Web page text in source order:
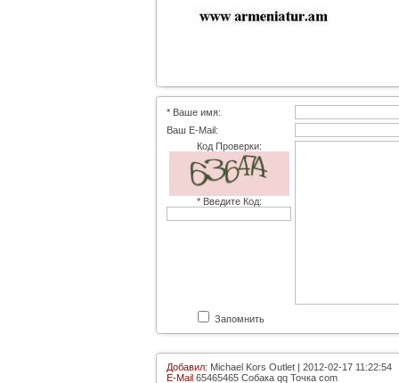
* Ваше имя:
Ваш E-Mail:
Код Проверки:
* Введите Код:
Запомнить
Добавил: Michael Kors Outlet | 2012-02-17 11:22:54
E-Mail 65465465 Собака qq Точка com